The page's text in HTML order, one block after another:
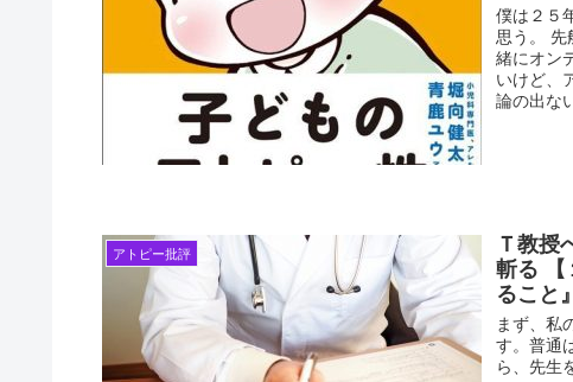
僕は２５
思う。
緒にオン
いけど、
論の出な
アトピー批評
Ｔ教授
斬る
ること
まず、私
す。普通
ら、先生